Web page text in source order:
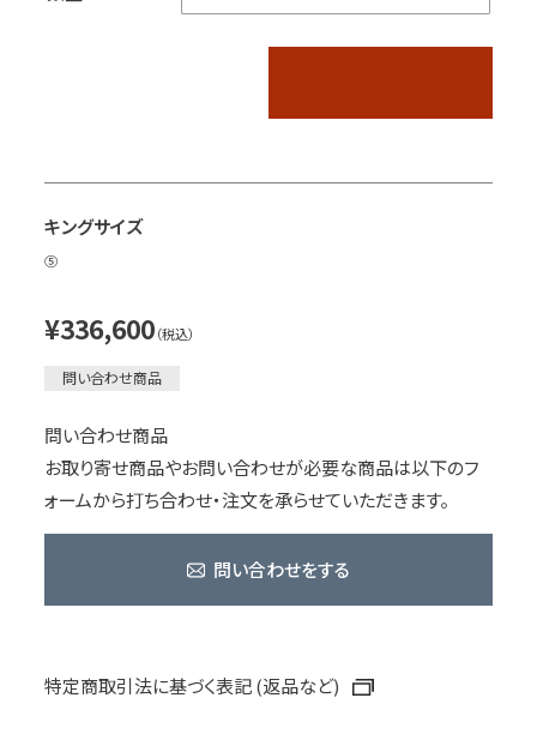
キングサイズ
⑤
¥336,600（税込）
問い合わせ商品
問い合わせ商品
お取り寄せ商品やお問い合わせが必要な商品は以下のフ
ォームから打ち合わせ・注文を承らせていただきます。
問い合わせをする
特定商取引法に基づく表記 (返品など)